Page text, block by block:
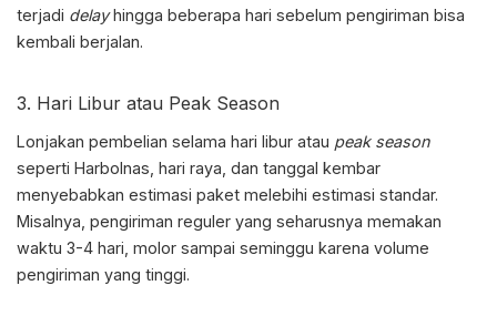
terjadi delayhingga beberapa hari sebelum pengiriman bisa
kembali berjalan.
3. Hari Libur atau Peak Season
Lonjakan pembelian selama hari libur atau peak season
seperti Harbolnas, hari raya, dan tanggal kembar
menyebabkan estimasi paket melebihi estimasi standar.
Misalnya, pengiriman reguler yang seharusnya memakan
waktu 3-4 hari, molor sampai seminggu karena volume
pengiriman yang tinggi.